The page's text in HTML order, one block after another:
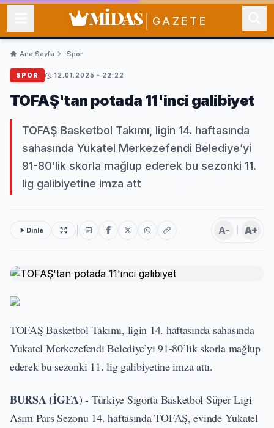
MİDAS GAZETE
Ana Sayfa Spor
SPOR 12.01.2025 - 22:22
TOFAŞ'tan potada 11'inci galibiyet
TOFAŞ Basketbol Takımı, ligin 14. haftasında
sahasında Yukatel Merkezefendi Belediye’yi
91-80’lik skorla mağlup ederek bu sezonki 11.
lig galibiyetine imza att
Dinle A- A+
TOFAŞ Basketbol Takımı, ligin 14. haftasında sahasında
Yukatel Merkezefendi Belediye’yi 91-80’lik skorla mağlup
ederek bu sezonki 11. lig galibiyetine imza attı.
BURSA (İGFA) - Türkiye Sigorta Basketbol Süper Ligi
Asım Pars Sezonu 14. haftasında TOFAŞ, evinde Yukatel